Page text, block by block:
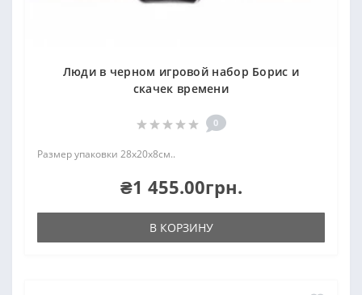
Люди в черном игровой набор Борис и
скачек времени
0
Размер упаковки 28х20х8см..
₴1 455.00грн.
В КОРЗИНУ